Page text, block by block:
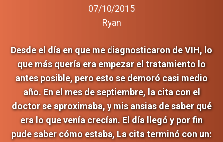
07/10/2015
Ryan
Desde el día en que me diagnosticaron de VIH, lo
que más quería era empezar el tratamiento lo
antes posible, pero esto se demoró casi medio
año. En el mes de septiembre, la cita con el
doctor se aproximaba, y mis ansias de saber qué
era lo que venía crecían. El día llegó y por fin
pude saber cómo estaba, La cita terminó con un: